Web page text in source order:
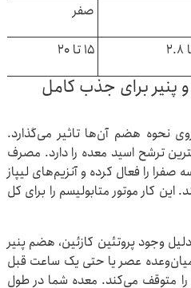
صفر
۱۵ تا ۲۰
پنیر برای جذب کامل
نحوه هضم آن‌ها تاثیر می‌گذارد.
ترشح اسید معده را دارد. مصرف
را فعال کرده و آنزیم‌های لیپاز
کار موتور متابولیسم را برای کل
وجود پروتئین کازئین، هضم پنیر
عصر یا حتی یک ساعت قبل
را متوقف می‌کند. معده شما در طول